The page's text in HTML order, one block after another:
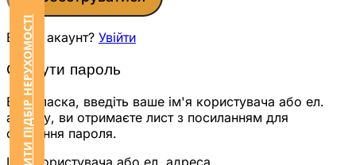
ЗАМОВИТИ ПІДБІР НЕРУХОМОСТІ
Вже є акаунт? Увійти
Скинути пароль
Будь ласка, введіть ваше ім'я користувача або ел.
адресу, ви отримаєте лист з посиланням для
скидання пароля.
Ім'я користувача або ел. адреса